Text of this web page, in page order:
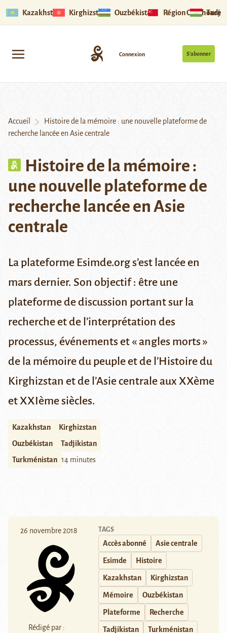
Kazakhstan Kirghizstan Ouzbékistan Région Ouïghoure
S’abonner
Connexion
Accueil
Histoire de la mémoire : une nouvelle plateforme de
recherche lancée en Asie centrale
Histoire de la mémoire :
une nouvelle plateforme de
recherche lancée en Asie
centrale
La plateforme Esimde.org s’est lancée en
mars dernier. Son objectif : être une
plateforme de discussion portant sur la
recherche et de l’interprétation des
processus, événements et « angles morts »
de la mémoire du peuple et de l’Histoire du
Kirghizstan et de l’Asie centrale aux XXème
et XXIème siècles.
Kazakhstan
Kirghizstan
Ouzbékistan
Tadjikistan
Turkménistan 14 minutes
26 novembre 2018
Rédigé par :
TAGS
Accès abonné Asie centrale
Esimde Histoire
Kazakhstan Kirghizstan
Mémoire Ouzbékistan
Plateforme Recherche
Tadjikistan Turkménistan